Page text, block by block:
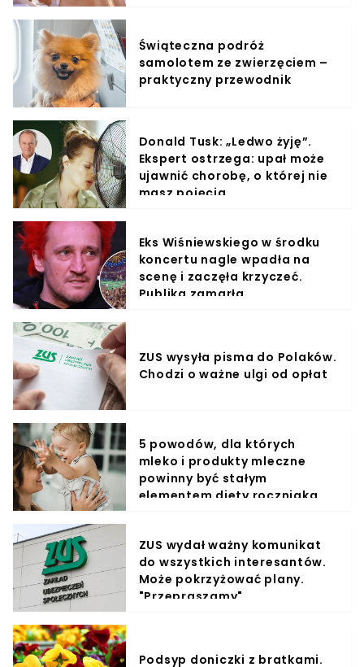
Świąteczna podróż
samolotem ze zwierzęciem –
praktyczny przewodnik
Donald Tusk: „Ledwo żyję”.
Ekspert ostrzega: upał może
ujawnić chorobę, o której nie
masz pojęcia
Eks Wiśniewskiego w środku
koncertu nagle wpadła na
scenę i zaczęła krzyczeć.
Publika zamarła
ZUS wysyła pisma do Polaków.
Chodzi o ważne ulgi od opłat
5 powodów, dla których
mleko i produkty mleczne
powinny być stałym
elementem diety roczniaka
ZUS wydał ważny komunikat
do wszystkich interesantów.
Może pokrzyżować plany.
"Przepraszamy"
Podsyp doniczki z bratkami.